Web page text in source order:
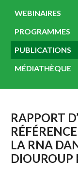
WEBINAIRES
PROGRAMMES
PUBLICATIONS
MÉDIATHÈQUE
RAPPORT
LA RNA
DIOUROUP